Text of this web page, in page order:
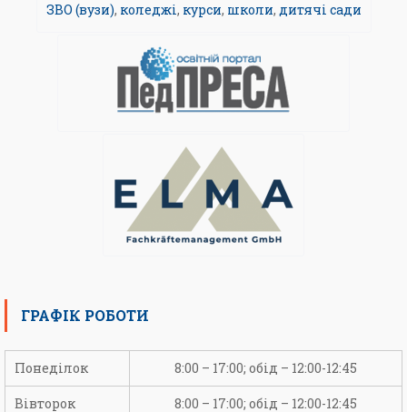
ЗВО (вузи), коледжі, курси, школи, дитячі сади
ГРАФІК РОБОТИ
Понеділок 8:00 – 17:00; обід – 12:00-12:45
Вівторок 8:00 – 17:00; обід – 12:00-12:45